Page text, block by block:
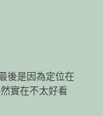
後是因為定位在
實在不太好看